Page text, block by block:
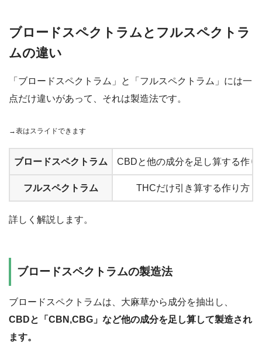
ブロードスペクトラムとフルスペクトラ
ムの違い
「ブロードスペクトラム」と「フルスペクトラム」には一
点だけ違いがあって、それは製造法です。
→表はスライドできます
ブロードスペクトラム CBDと他の成分を足し算する作り
フルスペクトラム THCだけ引き算する作り方
詳しく解説します。
ブロードスペクトラムの製造法
ブロードスペクトラムは、大麻草から成分を抽出し、
CBDと「CBN,CBG」など他の成分を足し算して製造され
ます。